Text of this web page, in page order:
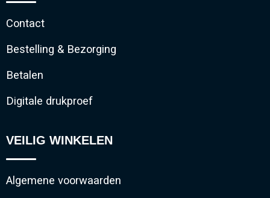
Contact
Bestelling & Bezorging
Betalen
Digitale drukproef
VEILIG WINKELEN
Algemene voorwaarden